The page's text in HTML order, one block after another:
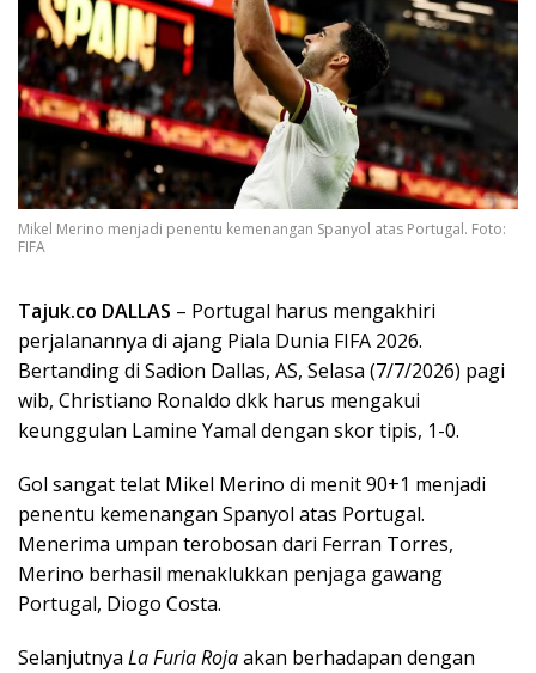
Mikel Merino menjadi penentu kemenangan Spanyol atas Portugal. Foto:
FIFA
Tajuk.co DALLAS – Portugal harus mengakhiri
perjalanannya di ajang Piala Dunia FIFA 2026.
Bertanding di Sadion Dallas, AS, Selasa (7/7/2026) pagi
wib, Christiano Ronaldo dkk harus mengakui
keunggulan Lamine Yamal dengan skor tipis, 1-0.
Gol sangat telat Mikel Merino di menit 90+1 menjadi
penentu kemenangan Spanyol atas Portugal.
Menerima umpan terobosan dari Ferran Torres,
Merino berhasil menaklukkan penjaga gawang
Portugal, Diogo Costa.
Selanjutnya La Furia Rojaakan berhadapan dengan